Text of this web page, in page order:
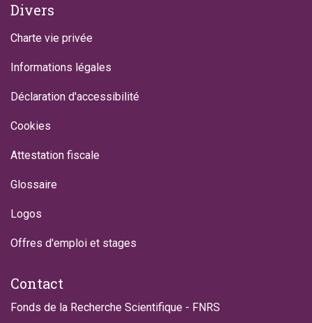
Divers
Charte vie privée
Informations légales
Déclaration d'accessibilité
Cookies
Attestation fiscale
Glossaire
Logos
Offres d'emploi et stages
Contact
Fonds de la Recherche Scientifique - FNRS